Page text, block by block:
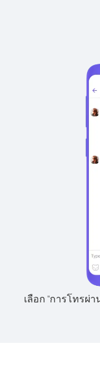
เลือก "การโทรผ่